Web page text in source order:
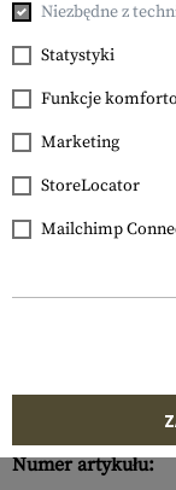
Streamlight
TLR-6
SIG Sauer
Numer artykułu:
Niezbędne z
Statystyki
Funkcje
Marketing
StoreLocator
Mailchimp